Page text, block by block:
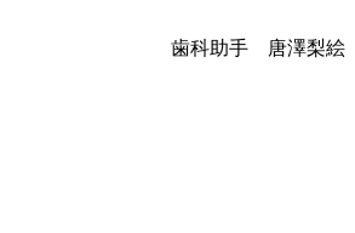
歯科助手 唐澤梨絵